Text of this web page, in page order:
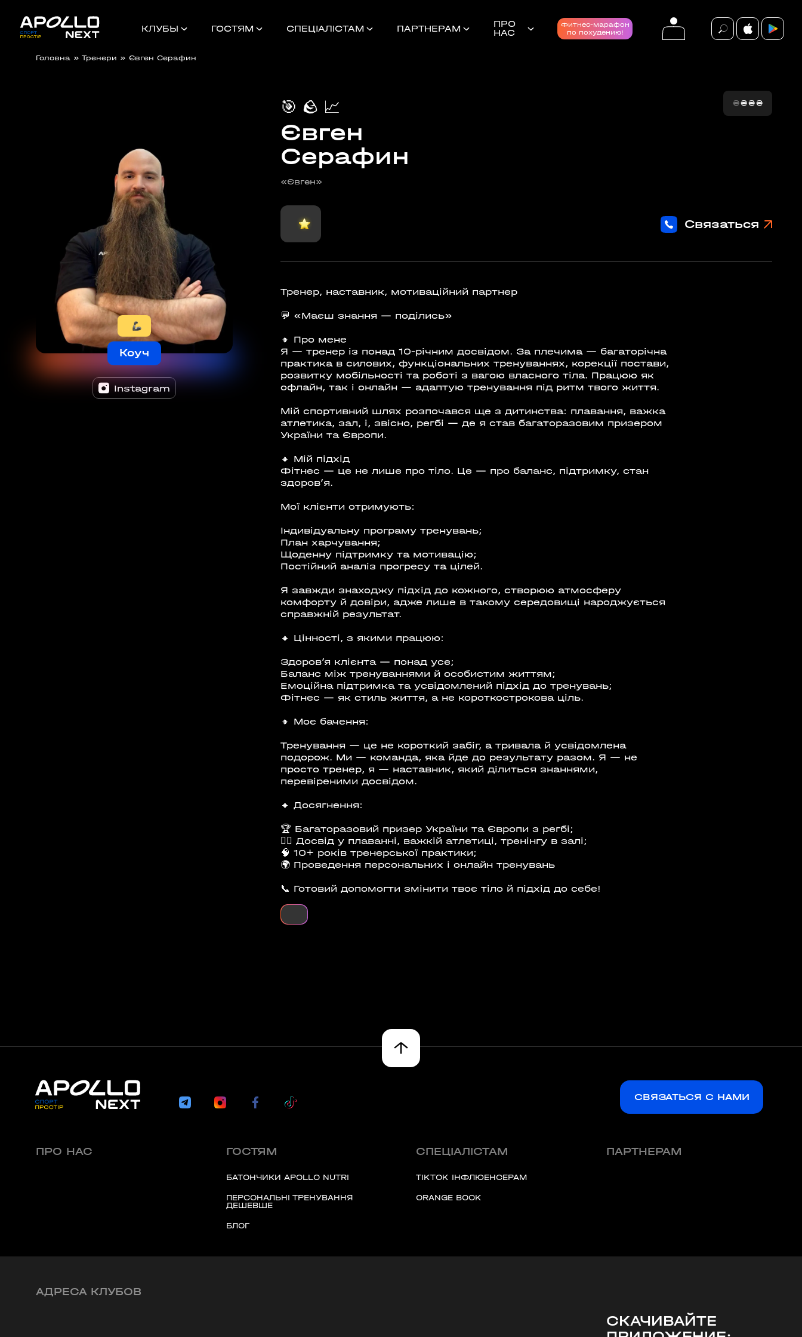
КЛУБЫ ГОСТЯМ СПЕЦІАЛІСТАМ ПАРТНЕРАМ
ПРО
НАС
Фитнес-марафон
по похудению!
БАТОНЧИКИ APOLLO NUTRI
ПЕРСОНАЛЬНІ ТРЕНУВАННЯ ДЕШЕВШЕ
TIKTOK ІНФЛЮЕНСЕРАМ
ORANGE BOOK
Сб 23 мая 08:00 - 10:00
🌳 Аутдор-зони
Коуч
Instagram
Головна » Тренери » Євген Серафин
🎯 🪨 📈 ₴
₴
₴
₴
Євген
Серафин
«Євген»
Связаться
Тренер, наставник, мотиваційний партнер
💬 «Маєш знання — поділись»
🔸 Про мене
Я — тренер із понад 10-річним досвідом. За плечима — багаторічна
практика в силових, функціональних тренуваннях, корекції постави,
розвитку мобільності та роботі з вагою власного тіла. Працюю як
офлайн, так і онлайн — адаптую тренування під ритм твого життя.
Мій спортивний шлях розпочався ще з дитинства: плавання, важка
атлетика, зал, і, звісно, регбі — де я став багаторазовим призером
України та Європи.
🔸 Мій підхід
Фітнес — це не лише про тіло. Це — про баланс, підтримку, стан
здоровʼя.
Мої клієнти отримують:
Індивідуальну програму тренувань;
План харчування;
Щоденну підтримку та мотивацію;
Постійний аналіз прогресу та цілей.
Я завжди знаходжу підхід до кожного, створюю атмосферу
комфорту й довіри, адже лише в такому середовищі народжується
справжній результат.
🔸 Цінності, з якими працюю:
Здоров’я клієнта — понад усе;
Баланс між тренуваннями й особистим життям;
Емоційна підтримка та усвідомлений підхід до тренувань;
Фітнес — як стиль життя, а не короткострокова ціль.
🔸 Моє бачення:
Тренування — це не короткий забіг, а тривала й усвідомлена
подорож. Ми — команда, яка йде до результату разом. Я — не
просто тренер, я — наставник, який ділиться знаннями,
перевіреними досвідом.
🔸 Досягнення:
🏆 Багаторазовий призер України та Європи з регбі;
🏋️‍♂️ Досвід у плаванні, важкій атлетиці, тренінгу в залі;
🧠 10+ років тренерської практики;
🌍 Проведення персональних і онлайн тренувань
📞 Готовий допомогти змінити твоє тіло й підхід до себе!
СВЯЗАТЬСЯ С НАМИ
ПРО НАС ГОСТЯМ
БАТОНЧИКИ APOLLO NUTRI
ПЕРСОНАЛЬНІ ТРЕНУВАННЯ
ДЕШЕВШЕ
БЛОГ
СПЕЦІАЛІСТАМ
TIKTOK ІНФЛЮЕНСЕРАМ
ORANGE BOOK
ПАРТНЕРАМ
АДРЕСА КЛУБОВ
СКАЧИВАЙТЕ